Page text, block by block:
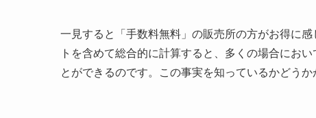
一見すると「手数料無料」の販売所の方がお得に
トを含めて総合的に計算すると、多くの場合にお
とができるのです。この事実を知っているかどう